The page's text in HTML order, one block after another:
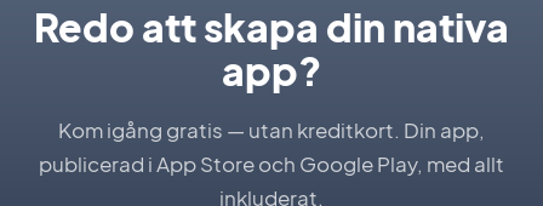
Redo att skapa din nativa
app?
Kom igång gratis — utan kreditkort. Din app,
publicerad i App Store och Google Play, med allt
inkluderat.